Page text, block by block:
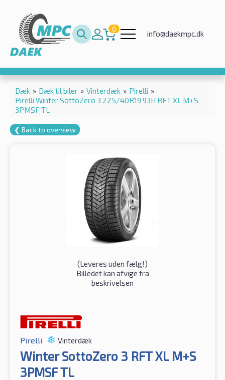
0
info@daekmpc.dk
Dæk » Dæk til biler » Vinterdæk » Pirelli »
Pirelli Winter SottoZero 3 225/40R19 93H RFT XL M+S
3PMSF TL
❮ Back to overview
(Leveres uden fælg!)
Billedet kan afvige fra
beskrivelsen
Pirelli Vinterdæk
Winter SottoZero 3 RFT XL M+S
3PMSF TL